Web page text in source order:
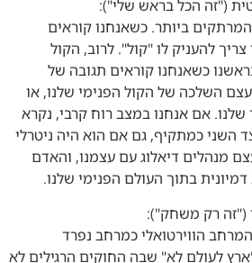
("זה הכל בראש שלי"):
ביותר. כשאנחנו קוראים
להעניק לו "קול". לרוב, הקול
כשאנחנו קוראים תגובה של
השלכה של הקול הפנימי שלנו, או
אם אנחנו במצב רוח קרבי, נקרא
כמתקיף, גם אם הוא היה ניטרלי
מנהלים דיאלוג עם עצמנו, והאדם
בתוך העולם הפנימי שלנו.
("זה רק משחק"):
הווירטואלי כמרחב נפרד
לעולם לא" שבה החוקים הרגילים לא